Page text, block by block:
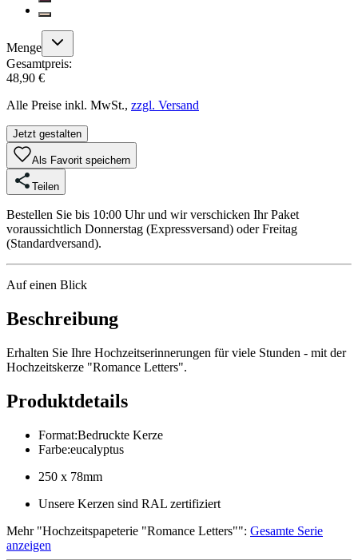
Menge
Gesamtpreis:
48,90 €
Alle Preise inkl. MwSt., zzgl. Versand
Jetzt gestalten
Als Favorit speichern
Teilen
Bestellen Sie bis 10:00 Uhr und wir verschicken Ihr Paket
voraussichtlich Donnerstag (Expressversand) oder Freitag
(Standardversand).
Auf einen Blick
Beschreibung
Erhalten Sie Ihre Hochzeitserinnerungen für viele Stunden - mit der
Hochzeitskerze "Romance Letters".
Produktdetails
Format:Bedruckte Kerze
Farbe:eucalyptus
250 x 78mm
Unsere Kerzen sind RAL zertifiziert
Mehr"Hochzeitspapeterie "Romance Letters"": Gesamte Serie
anzeigen